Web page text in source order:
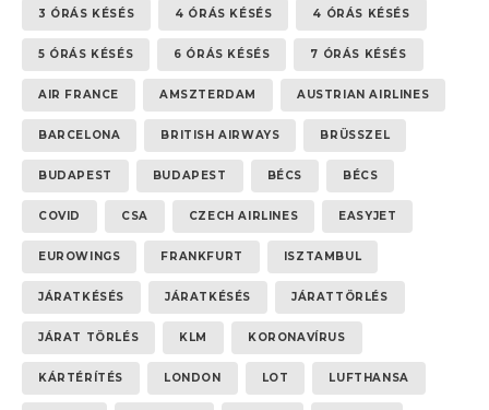
3 ÓRÁS KÉSÉS 4 ÓRÁS KÉSÉS 4 ÓRÁS KÉSÉS
5 ÓRÁS KÉSÉS 6 ÓRÁS KÉSÉS 7 ÓRÁS KÉSÉS
AIR FRANCE AMSZTERDAM AUSTRIAN AIRLINES
BARCELONA BRITISH AIRWAYS BRÜSSZEL
BUDAPEST BUDAPEST BÉCS BÉCS
COVID CSA CZECH AIRLINES EASYJET
EUROWINGS FRANKFURT ISZTAMBUL
JÁRATKÉSÉS JÁRATKÉSÉS JÁRATTÖRLÉS
JÁRAT TÖRLÉS KLM KORONAVÍRUS
KÁRTÉRÍTÉS LONDON LOT LUFTHANSA